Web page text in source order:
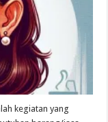
kegiatan yang